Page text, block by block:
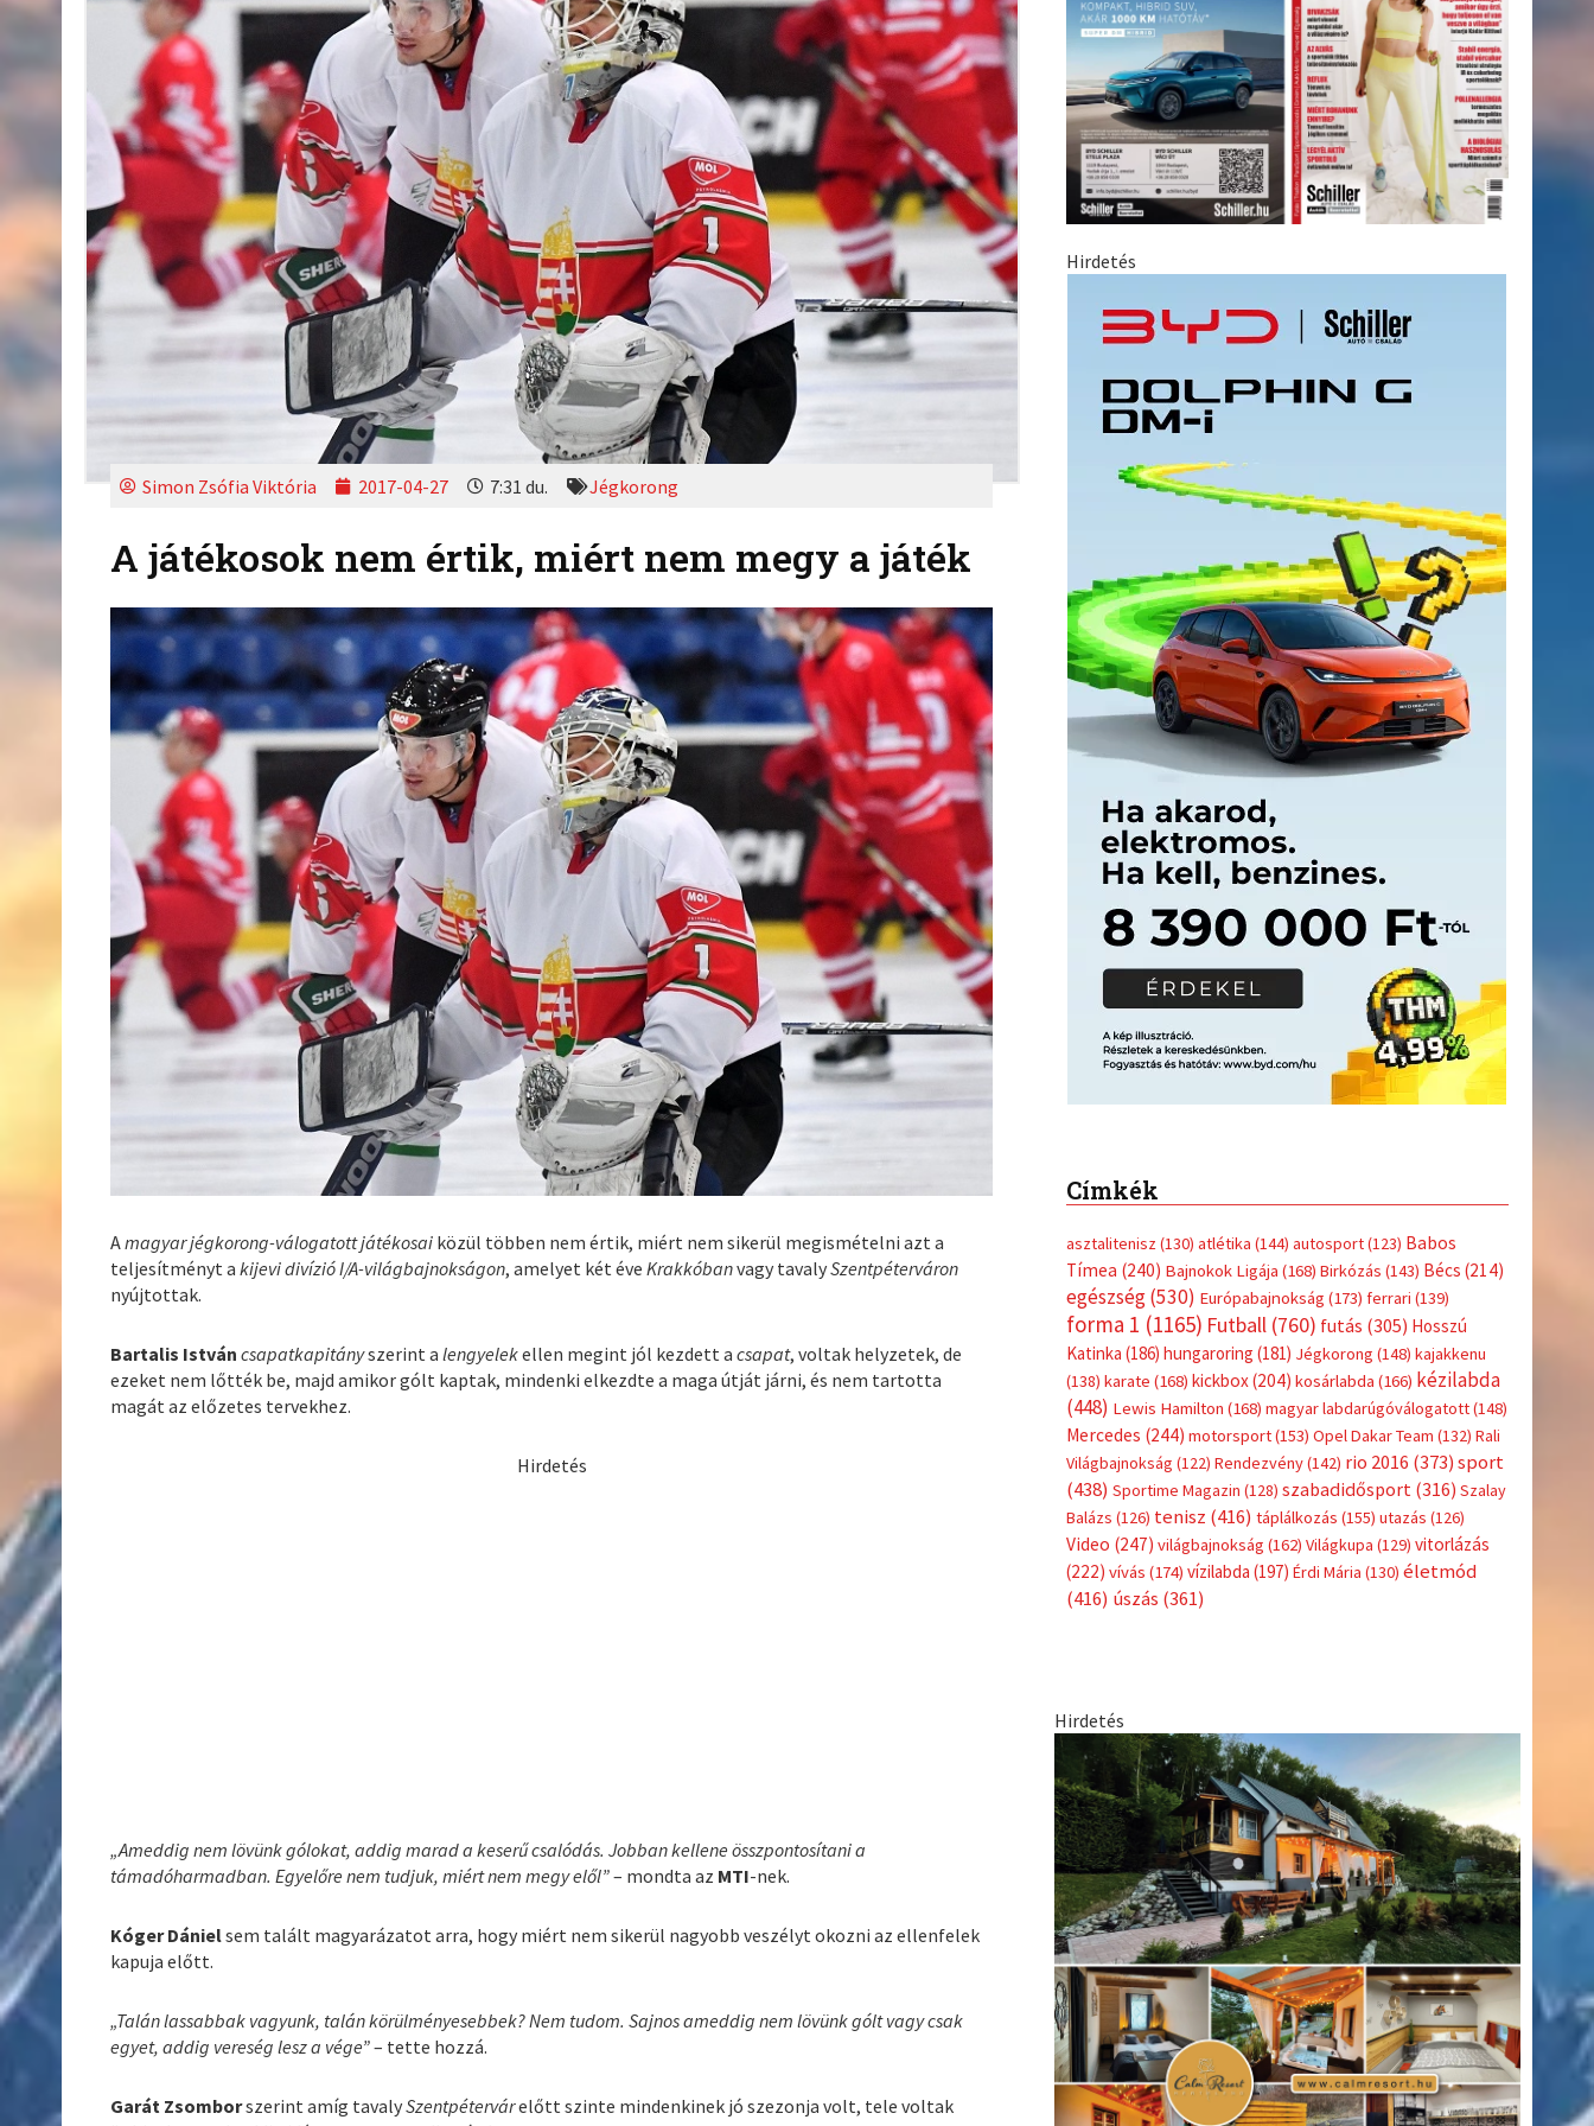
Simon Zsófia Viktória 2017-04-27 7:31 du. Jégkorong
A játékosok nem értik, miért nem megy a játék
Amagyar jégkorong-válogatott játékosai közül többen nem értik, miért nem sikerül megismételni azt a
teljesítményt akijevi divízió I/A-világbajnokságon, amelyet két éveKrakkóbanvagy tavalySzentpéterváron
nyújtottak.
Bartalis István csapatkapitányszerint alengyelekellen megint jól kezdett acsapat, voltak helyzetek, de
ezeket nem lőtték be, majd amikor gólt kaptak, mindenki elkezdte a maga útját járni, és nem tartotta
magát az előzetes tervekhez.
Hirdetés
„Ameddig nem lövünk gólokat, addig marad a keserű csalódás. Jobban kellene összpontosítani a
támadóharmadban. Egyelőre nem tudjuk, miért nem megy elől”– mondta az MTI-nek.
Kóger Dánielsem talált magyarázatot arra, hogy miért nem sikerül nagyobb veszélyt okozni az ellenfelek
kapuja előtt.
„Talán lassabbak vagyunk, talán körülményesebbek? Nem tudom. Sajnos ameddig nem lövünk gólt vagy csak
egyet, addig vereség lesz a vége”– tette hozzá.
Garát Zsomborszerint amíg tavalySzentpétervárelőtt szinte mindenkinek jó szezonja volt, tele voltak
Hirdetés
Címkék
asztalitenisz (130) atlétika (144) autosport(123) Babos
Tímea (240) Bajnokok Ligája (168) Birkózás (143) Bécs (214)
egészség(530) Európabajnokság (173) ferrari (139)
forma 1 (1165) Futball(760) futás (305) Hosszú
Katinka (186) hungaroring (181) Jégkorong (148) kajakkenu
(138) karate (168) kickbox(204) kosárlabda (166) kézilabda
(448) Lewis Hamilton (168) magyar labdarúgóválogatott(148)
Mercedes (244) motorsport(153) Opel Dakar Team (132) Rali
Világbajnokság (122) Rendezvény(142) rio 2016 (373) sport
(438) Sportime Magazin (128) szabadidősport (316) Szalay
Balázs (126) tenisz (416) táplálkozás (155) utazás (126)
Video (247) világbajnokság (162) Világkupa (129) vitorlázás
(222) vívás (174) vízilabda (197) Érdi Mária (130) életmód
(416) úszás (361)
Hirdetés